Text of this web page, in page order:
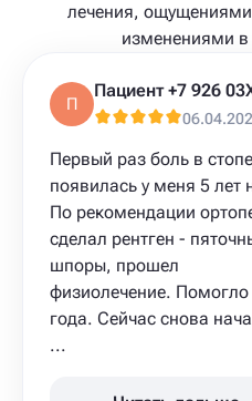
лечения,
изменениями в
П
Первый раз боль в стопе
появилась у меня 5 лет
По рекомендации
сделал рентген -
шпоры, прошел
физиолечение. Помогло
года. Сейчас снова
...